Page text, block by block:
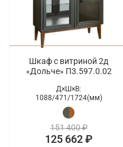
Шкаф с витриной 2д
«Дольче» П3.597.0.02
Д×Ш×В:
1088/471/1724(мм)
151 400 ₽
125 662 ₽